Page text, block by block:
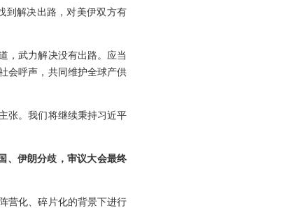
到解决出路，对美伊双方有
，武力解决没有出路。应当
会呼声，共同维护全球产供
张。我们将继续秉持习近平
、伊朗分歧，审议大会最终
营化、碎片化的背景下进行